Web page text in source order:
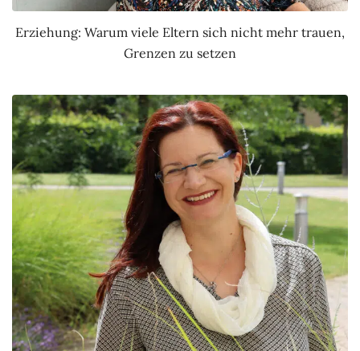
Erziehung: Warum viele Eltern sich nicht mehr trauen,
Grenzen zu setzen